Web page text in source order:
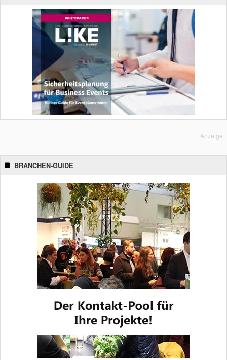
Anzeige
BRANCHEN-GUIDE